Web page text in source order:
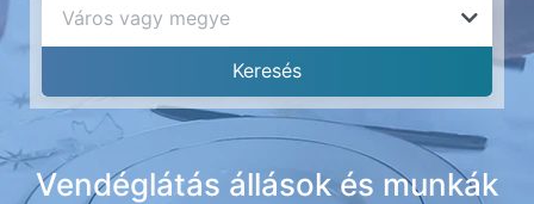
Vendéglátás állások és munkák